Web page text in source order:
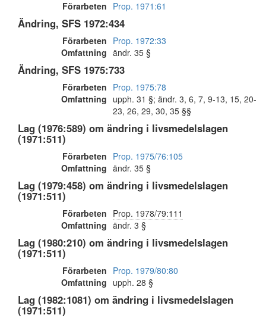
Förarbeten Prop. 1971:61
Ändring, SFS 1972:434
Förarbeten Prop. 1972:33
Omfattning ändr. 35 §
Ändring, SFS 1975:733
Förarbeten Prop. 1975:78
Omfattning upph. 31 §; ändr. 3, 6, 7, 9-13, 15, 20-
23, 26, 29, 30, 35 §§
Lag (1976:589) om ändring i livsmedelslagen
(1971:511)
Förarbeten Prop. 1975/76:105
Omfattning ändr. 35 §
Lag (1979:458) om ändring i livsmedelslagen
(1971:511)
Förarbeten Prop. 1978/79:111
Omfattning ändr. 3 §
Lag (1980:210) om ändring i livsmedelslagen
(1971:511)
Förarbeten Prop. 1979/80:80
Omfattning upph. 28 §
Lag (1982:1081) om ändring i livsmedelslagen
(1971:511)